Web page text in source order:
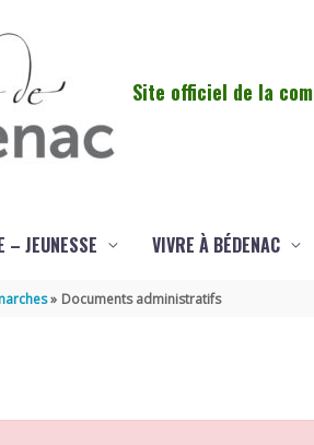
Site officiel de la
– JEUNESSE VIVRE À BÉDENAC
Documents administratifs